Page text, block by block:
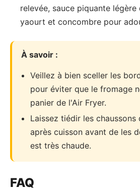
relevée, sauce piquante légère
yaourt et concombre pour
À savoir :
Veillez à bien sceller les
pour éviter que le fromage
panier de l'Air Fryer.
Laissez tiédir les chaussons
après cuisson avant de les
est très chaude.
FAQ